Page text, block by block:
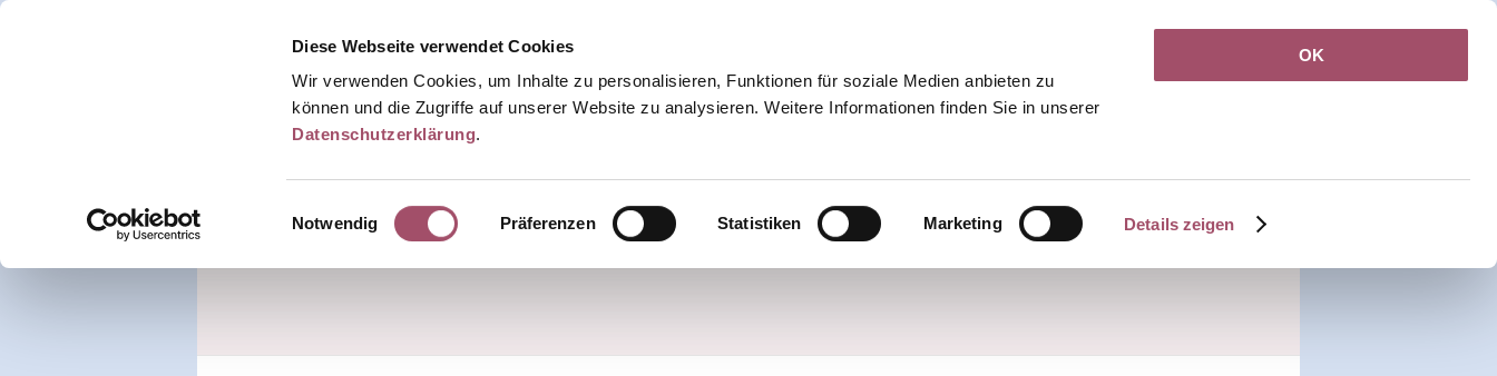
Diese Webseite verwendet Cookies
Wir verwenden Cookies, um Inhalte zu personalisieren, Funktionen für soziale Medien anbieten zu
können und die Zugriffe auf unserer Website zu analysieren. Weitere Informationen finden Sie in unserer
Datenschutzerklärung.
Einwilligungsauswahl
Notwendig Präferenzen Statistiken Marketing Details zeigen
OK
Aktuelles Archiv